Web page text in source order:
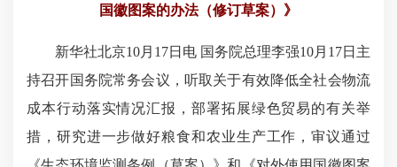
国徽图案的办法（修订草案）》
新华社北京10月17日电 国务院总理李强10月17日主
持召开国务院常务会议，听取关于有效降低全社会物流
成本行动落实情况汇报，部署拓展绿色贸易的有关举
措，研究进一步做好粮食和农业生产工作，审议通过